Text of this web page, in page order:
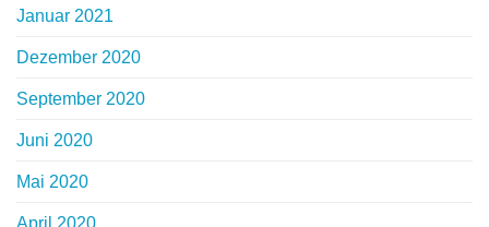
Januar 2021
Dezember 2020
September 2020
Juni 2020
Mai 2020
April 2020